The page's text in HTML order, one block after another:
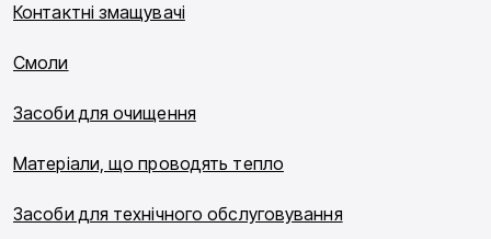
Контактні змащувачі
Смоли
Засоби для очищення
Матеріали, що проводять тепло
Засоби для технічного обслуговування